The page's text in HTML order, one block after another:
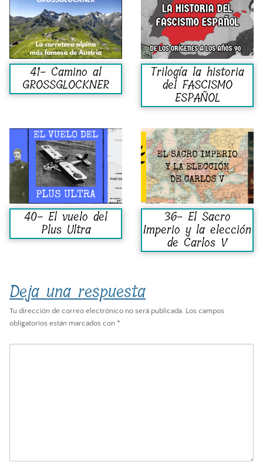
41- Camino al
GROSSGLOCKNER
Trilogía la historia
del FASCISMO
ESPAÑOL
40- El vuelo del
Plus Ultra
36- El Sacro
Imperio y la elección
de Carlos V
Deja una respuesta
Tu dirección de correo electrónico no será publicada. Los campos
obligatorios están marcados con *